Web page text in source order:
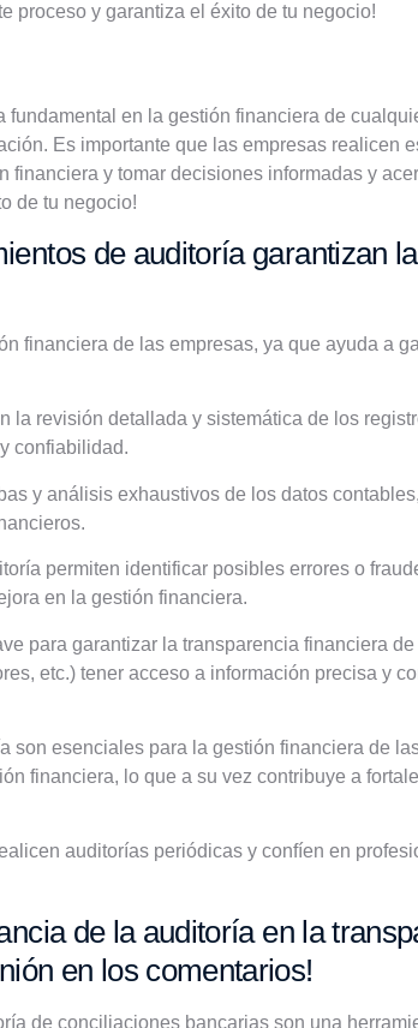
proceso y garantiza el éxito de tu negocio!
en la gestión financiera de
Es importante que las empresas realicen
financiera y tomar decisiones informadas y
de tu negocio!
de auditoría garantizan
financiera de las empresas, ya que ayuda a
la revisión detallada y sistemática de los
confiabilidad.
y análisis exhaustivos de los datos
permiten identificar posibles errores o
en la gestión financiera.
para garantizar la transparencia financiera
etc.) tener acceso a información precisa y
son esenciales para la gestión financiera de
financiera, lo que a su vez contribuye a
auditorías periódicas y confíen en
de la auditoría en la
en los comentarios!
de conciliaciones bancarias son una